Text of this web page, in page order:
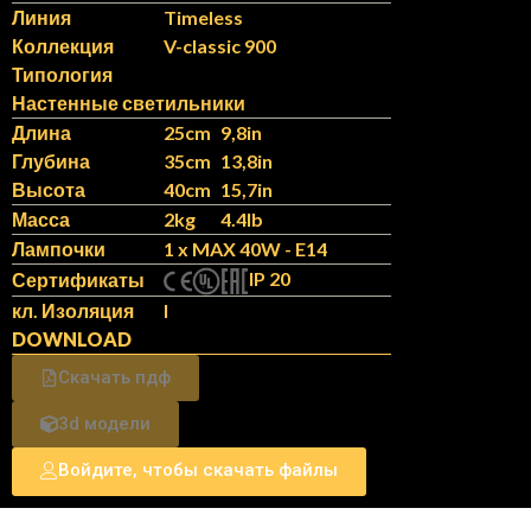
Линия
Timeless
Коллекция
V-classic 900
Типология
Настенные светильники
Длина
25cm 9,8in
Глубина
35cm 13,8in
Высота
40cm 15,7in
Масса
2kg
4.4lb
Лампочки
1 x MAX 40W - E14
Сертификаты
IP 20
кл. Изоляция
I
DOWNLOAD
Скачать пдф
3d модели
Войдите, чтобы скачать файлы